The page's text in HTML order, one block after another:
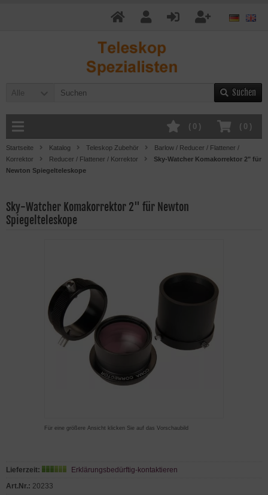
Alle Suchen
( 0 )
( 0 )
Startseite Katalog Teleskop Zubehör
Barlow / Reducer / Flattener /
Korrektor
Reducer / Flattener / Korrektor
Sky-Watcher Komakorrektor 2" für
Newton Spiegelteleskope
Sky-Watcher Komakorrektor 2" für Newton
Spiegelteleskope
Für eine größere Ansicht klicken Sie auf das Vorschaubild
Lieferzeit:
Erklärungsbedürftig-kontaktieren
Art.Nr.: 20233